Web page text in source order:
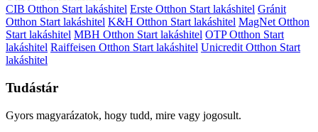
CIB Otthon Start lakáshitel Erste Otthon Start lakáshitel Gránit
Otthon Start lakáshitel K&H Otthon Start lakáshitel MagNet Otthon
Start lakáshitel MBH Otthon Start lakáshitel OTP Otthon Start
lakáshitel Raiffeisen Otthon Start lakáshitel Unicredit Otthon Start
lakáshitel
Tudástár
Gyors magyarázatok, hogy tudd, mire vagy jogosult.